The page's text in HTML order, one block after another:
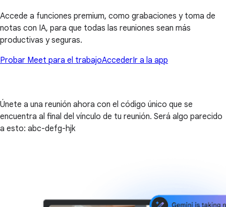
Accede a funciones premium, como grabaciones y toma de
notas con IA, para que todas las reuniones sean más
productivas y seguras.
Probar Meet para el trabajoAccederIr a la app
Únete a una reunión ahora con el código único que se
encuentra al final del vínculo de tu reunión. Será algo parecido
a esto: abc-defg-hjk